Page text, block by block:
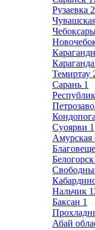
Рузаевка 2
Караганда
Темиртау
Сарань 1
Кондопога
Суоярви 1
Амурская
Белогорск
Нальчик
Баксан 1
Абай